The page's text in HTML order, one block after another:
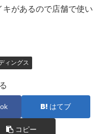
があるので店舗で使い
ィングス
はてブ
コピー